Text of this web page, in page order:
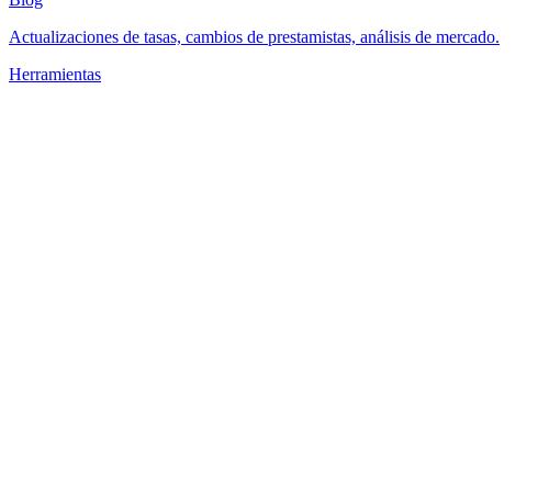
Actualizaciones de tasas, cambios de prestamistas, análisis de mercado.
Herramientas